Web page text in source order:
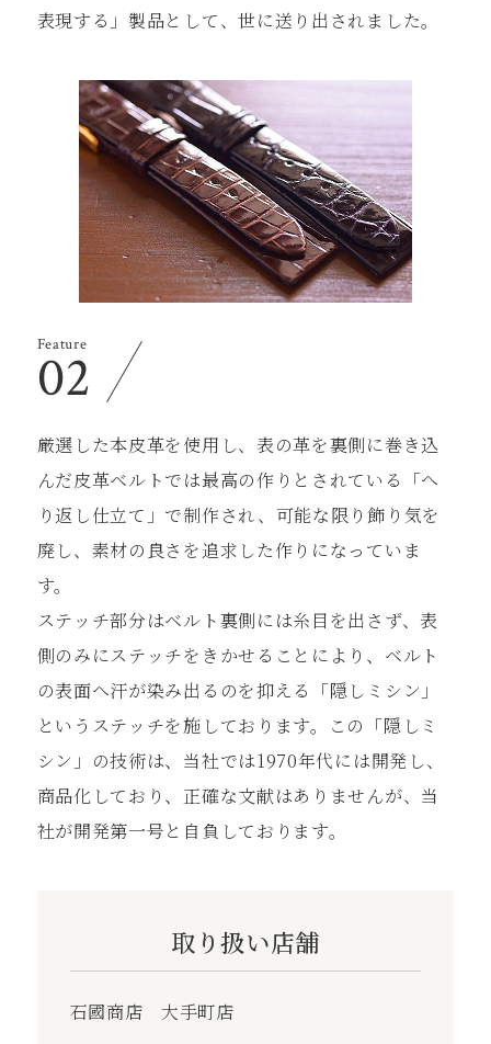
表現する」製品として、世に送り出されました。
Feature
02
厳選した本⽪⾰を使⽤し、表の⾰を裏側に巻き込
んだ⽪⾰ベルトでは最⾼の作りとされている「へ
り返し仕⽴て」で制作され、可能な限り飾り気を
廃し、素材の良さを追求した作りになっていま
す。
ステッチ部分はベルト裏側には⽷⽬を出さず、表
側のみにステッチをきかせることにより、ベルト
の表⾯へ汗が染み出るのを抑える「隠しミシン」
というステッチを施しております。この「隠しミ
シン」の技術は、当社では1970年代には開発し、
商品化しており、正確な⽂献はありませんが、当
社が開発第⼀号と⾃負しております。
取り扱い店舗
石國商店 大手町店